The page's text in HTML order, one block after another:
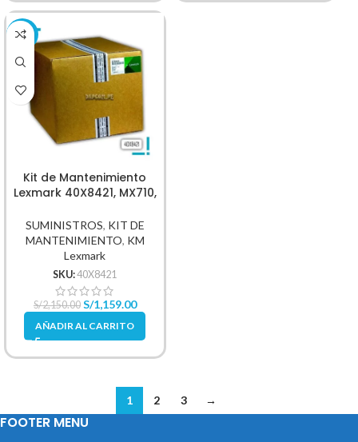
-46%
Kit de Mantenimiento
Lexmark 40X8421, MX710,
SUMINISTROS, KIT DE
MANTENIMIENTO, KM
Lexmark
SKU:40X8421
S/2,150.00 S/1,159.00
AÑADIR AL CARRITO
1 2 3 →
FOOTER MENU